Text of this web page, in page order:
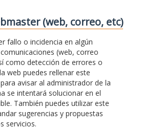
(web, correo, etc)
fallo o incidencia en algún
(web, correo
como detección de errores o
web puedes rellenar este
avisar al administrador de la
se intentará solucionar en el
También puedes utilizar este
sugerencias y propuestas
servicios.